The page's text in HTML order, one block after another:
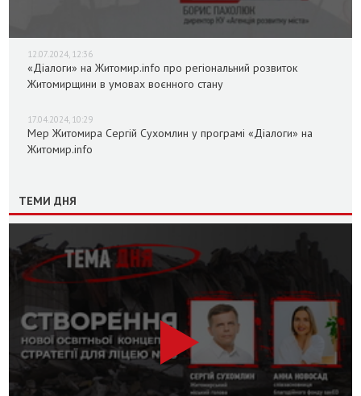
12.07.2024, 12:36
«Діалоги» на Житомир.info про регіональний розвиток
Житомирщини в умовах воєнного стану
17.04.2024, 10:29
Мер Житомира Сергій Сухомлин у програмі «Діалоги» на
Житомир.info
ТЕМИ ДНЯ